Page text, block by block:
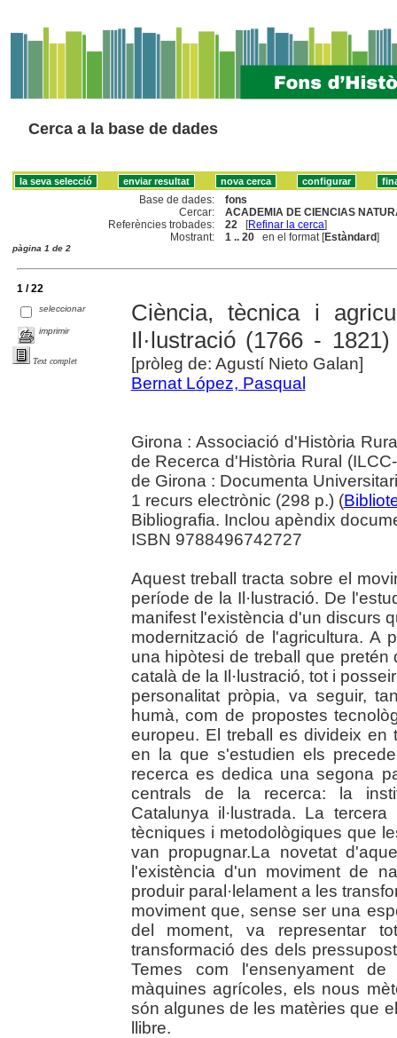
Cerca a la base de dades
Base de dades:
fons
Cercar:
ACADEMIA DE CIENCIAS
Referències trobades:
22 [Refinar la cerca]
Mostrant:
1 .. 20 en el format [Estàndard]
pàgina 1 de 2
1 / 22
seleccionar
imprimir
Text complet
Ciència, tècnica i
Il·lustració (1766 - 1821)
[pròleg de: Agustí Nieto Galan]
Bernat López, Pasqual
Girona : Associació d'Història
de Recerca d'Història Rural
de Girona : Documenta
1 recurs electrònic (298 p.) (
Bibliografia. Inclou apèndix
ISBN 9788496742727
Aquest treball tracta sobre el
període de la Il·lustració. De
manifest l'existència d'un discurs
modernització de l'agricultura. A
una hipòtesi de treball que
català de la Il·lustració, tot i
personalitat pròpia, va seguir,
humà, com de propostes
europeu. El treball es divideix en
en la que s'estudien els
recerca es dedica una segona
centrals de la recerca: la
Catalunya il·lustrada. La
tècniques i metodològiques que
van propugnar.La novetat
l'existència d'un moviment de
produir paral·lelament a les
moviment que, sense ser una
del moment, va representar
transformació des dels
Temes com l'ensenyament
màquines agrícoles, els nous
són algunes de les matèries que
llibre.